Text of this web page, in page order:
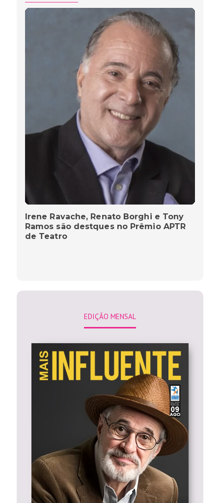
Irene Ravache, Renato Borghi e Tony
Ramos são destques no Prêmio APTR
de Teatro
EDIÇÃO MENSAL